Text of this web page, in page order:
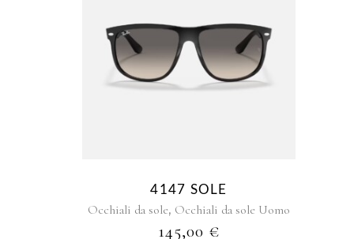
4147 SOLE
Occhiali da sole, Occhiali da sole Uomo
145,00 €